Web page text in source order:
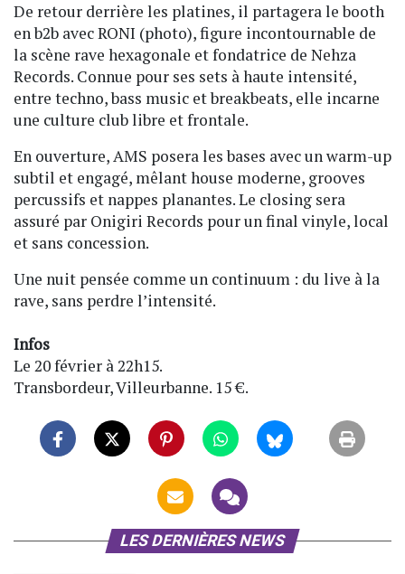
De retour derrière les platines, il partagera le booth
en b2b avec RONI (photo), figure incontournable de
la scène rave hexagonale et fondatrice de Nehza
Records. Connue pour ses sets à haute intensité,
entre techno, bass music et breakbeats, elle incarne
une culture club libre et frontale.
En ouverture, AMS posera les bases avec un warm-up
subtil et engagé, mêlant house moderne, grooves
percussifs et nappes planantes. Le closing sera
assuré par Onigiri Records pour un final vinyle, local
et sans concession.
Une nuit pensée comme un continuum : du live à la
rave, sans perdre l’intensité.
Infos
Le 20 février à 22h15.
Transbordeur, Villeurbanne. 15 €.
LES DERNIÈRES NEWS